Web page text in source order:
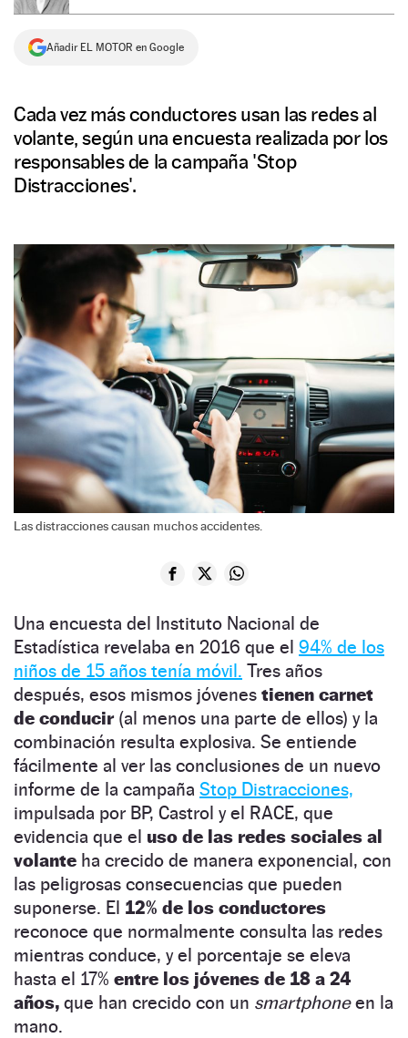
Añadir EL MOTOR en Google
Cada vez más conductores usan las redes al
volante, según una encuesta realizada por los
responsables de la campaña 'Stop
Distracciones'.
Las distracciones causan muchos accidentes.
Una encuesta del Instituto Nacional de
Estadística revelaba en 2016 que el 94% de los
niños de 15 años tenía móvil. Tres años
después, esos mismos jóvenes tienen carnet
de conducir(al menos una parte de ellos) y la
combinación resulta explosiva. Se entiende
fácilmente al ver las conclusiones de un nuevo
informe de la campaña Stop Distracciones,
impulsada por BP, Castrol y el RACE, que
evidencia que el uso de las redes sociales al
volante ha crecido de manera exponencial, con
las peligrosas consecuencias que pueden
suponerse. El 12% de los conductores
reconoce que normalmente consulta las redes
mientras conduce, y el porcentaje se eleva
hasta el 17% entre los jóvenes de 18 a 24
años, que han crecido con un smartphoneen la
mano.